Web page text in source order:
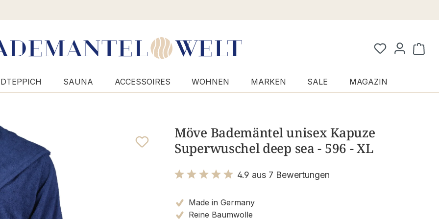
SAUNA ACCESSOIRES WOHNEN MARKEN SALE MAGAZIN
Möve Bademäntel unisex Kapuze
Superwuschel deep sea - 596 - XL
4.9 aus 7 Bewertungen
Made in Germany
Reine Baumwolle